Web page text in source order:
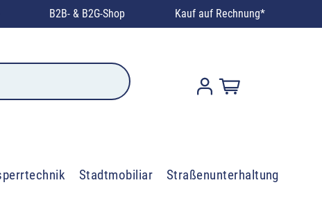
B2B- & B2G-Shop Kauf auf Rechnung*
Stadtmobiliar Straßenunterhaltung